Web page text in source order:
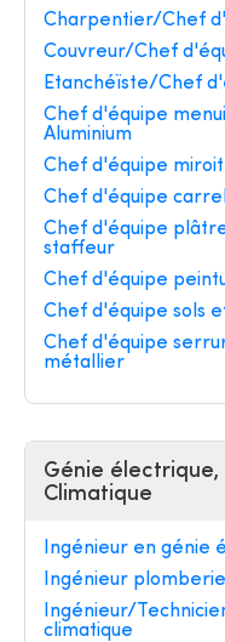
Charpentier/Chef
Couvreur/Chef
Etanchéïste/Chef
Chef d'équipe
Aluminium
Chef d'équipe
Chef d'équipe
Chef d'équipe
staffeur
Chef d'équipe
Chef d'équipe sols
Chef d'équipe
métallier
Génie
Climatique
Ingénieur en génie
Ingénieur
Ingénieur/
climatique